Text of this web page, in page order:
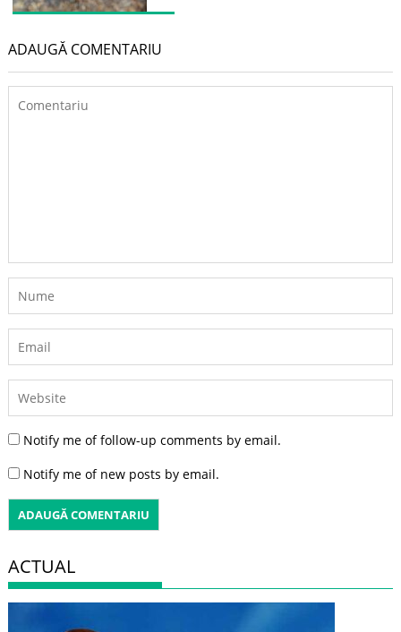
ADAUGĂ COMENTARIU
Notify me of follow-up comments by email.
Notify me of new posts by email.
ACTUAL